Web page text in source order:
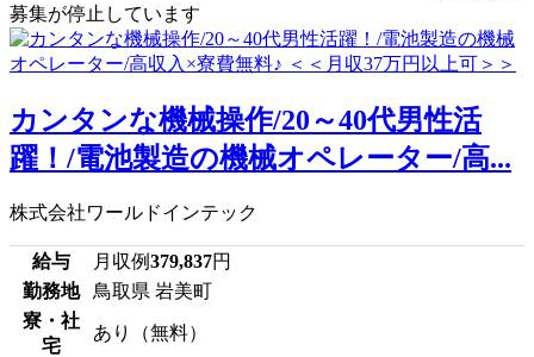
募集が停止しています
カンタンな機械操作/20～40代男性活
躍！/電池製造の機械オペレーター/高...
株式会社ワールドインテック
給与 月収例379,837円
勤務地
鳥取県 岩美町
寮・社
宅
あり（無料）